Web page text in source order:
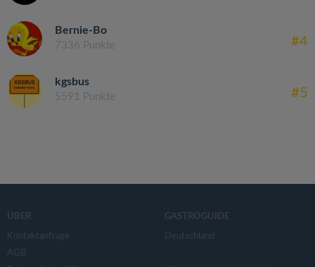
Bernie-Bo
7336 Punkte #4
kgsbus
5591 Punkte #5
ÜBER
Kontaktanfrage
AGB
GASTROGUIDE
Deutschland